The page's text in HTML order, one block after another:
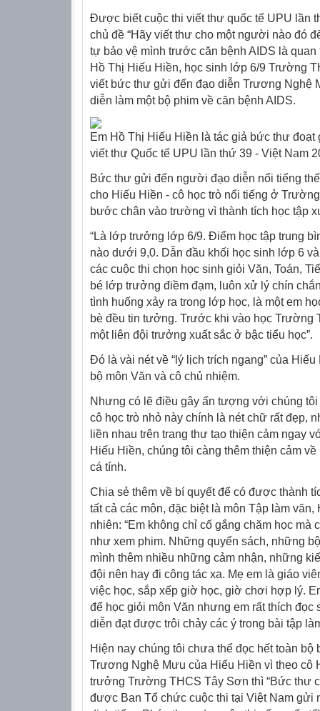
Được biết cuộc thi viết thư quốc tế UPU lần
chủ đề “Hãy viết thư cho một người nào đó
tự bảo vệ mình trước căn bệnh AIDS là quan
Hồ Thị Hiếu Hiền, học sinh lớp 6/9 Trường
viết bức thư gửi đến đạo diễn Trương Nghệ
diễn làm một bộ phim về căn bệnh AIDS.
Em Hồ Thị Hiếu Hiền là tác giả bức thư đoạt
viết thư Quốc tế UPU lần thứ 39 - Việt Nam
Bức thư gửi đến người đạo diễn nổi tiếng
cho Hiếu Hiền - cô học trò nổi tiếng ở
bước chân vào trường vì thành tích học tập
“Là lớp trưởng lớp 6/9. Điểm học tập trung
nào dưới 9,0. Dẫn đầu khối học sinh lớp 6
các cuộc thi chọn học sinh giỏi Văn, Toán,
bé lớp trưởng điềm đạm, luôn xử lý chín
tình huống xảy ra trong lớp học, là một em
bè đều tin tưởng. Trước khi vào học Trường
một liên đội trưởng xuất sắc ở bậc tiểu học”.
Đó là vài nét về “lý lịch trích ngang” của
bộ môn Văn và cô chủ nhiệm.
Nhưng có lẽ điều gây ấn tượng với chúng
cô học trò nhỏ này chính là nét chữ rất đẹp,
liền nhau trên trang thư tạo thiện cảm ngay
Hiếu Hiền, chúng tôi càng thêm thiện cảm
cá tính.
Chia sẻ thêm về bí quyết để có được thành
tất cả các môn, đặc biệt là môn Tập làm
nhiên: “Em không chỉ cố gắng chăm học mà
như xem phim. Những quyển sách, những
mình thêm nhiều những cảm nhận, những
đội nên hay đi công tác xa. Mẹ em là giáo
việc học, sắp xếp giờ học, giờ chơi hợp lý.
để học giỏi môn Văn nhưng em rất thích đọc
diễn đạt được trôi chảy các ý trong bài tập
Hiện nay chúng tôi chưa thể đọc hết toàn
Trương Nghệ Mưu của Hiếu Hiền vì theo cô
trưởng Trường THCS Tây Sơn thì “Bức thư
được Ban Tổ chức cuộc thi tại Việt Nam gửi